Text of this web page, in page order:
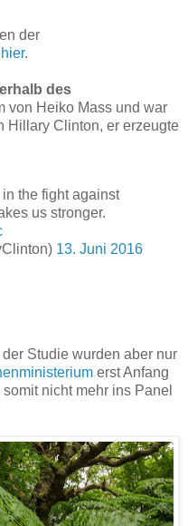
der
.
des
von Heiko Mass und war
Hillary Clinton, er erzeugte
the fight against
us stronger.
13. Juni 2016
der Studie wurden aber nur
erst Anfang
nicht mehr ins Panel